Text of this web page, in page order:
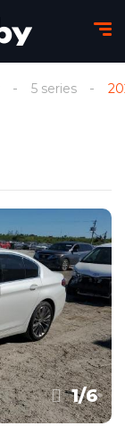
5 series
1/6